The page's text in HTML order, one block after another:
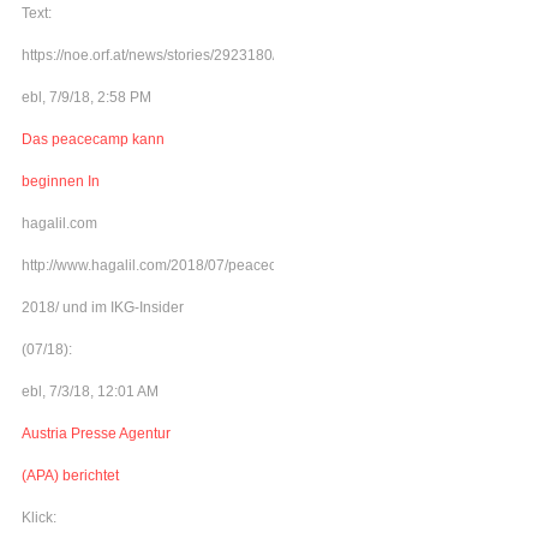
Text:
https://noe.orf.at/news/stories/2923180/
ebl, 7/9/18, 2:58 PM
Das peacecamp kann
beginnen In
hagalil.com
http://www.hagalil.com/2018/07/peacecamp-
2018/ und im IKG-Insider
(07/18):
ebl, 7/3/18, 12:01 AM
Austria Presse Agentur
(APA) berichtet
Klick: